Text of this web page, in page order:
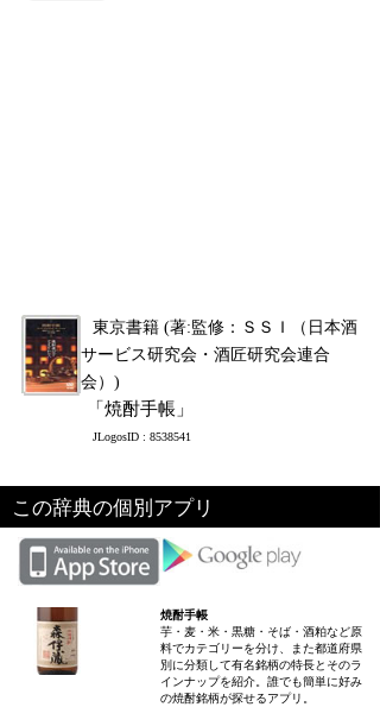
東京書籍 (著:監修：ＳＳＩ（日本酒
サービス研究会・酒匠研究会連合
会）)
「焼酎手帳」
JLogosID : 8538541
この辞典の個別アプリ
焼酎手帳
芋・麦・米・黒糖・そば・酒粕など原
料でカテゴリーを分け、また都道府県
別に分類して有名銘柄の特長とそのラ
インナップを紹介。誰でも簡単に好み
の焼酎銘柄が探せるアプリ。